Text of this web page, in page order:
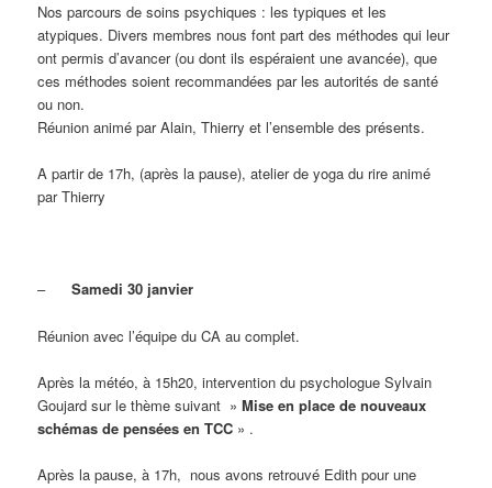
Nos parcours de soins psychiques : les typiques et les
atypiques. Divers membres nous font part des méthodes qui leur
ont permis d’avancer (ou dont ils espéraient une avancée), que
ces méthodes soient recommandées par les autorités de santé
ou non.
Réunion animé par Alain, Thierry et l’ensemble des présents.
A partir de 17h, (après la pause), atelier de yoga du rire animé
par Thierry
–Samedi 30 janvier
Réunion avec l’équipe du CA au complet.
Après la météo, à 15h20, intervention du psychologue Sylvain
Goujard sur le thème suivant »Mise en place de nouveaux
schémas de pensées en TCC » .
Après la pause, à 17h, nous avons retrouvé Edith pour une